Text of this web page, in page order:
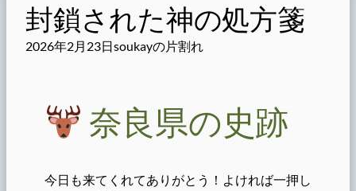
封鎖された神の処方箋
2026年2月23日soukayの片割れ
奈良県の史跡
今日も来てくれてありがとう！よければ一押し